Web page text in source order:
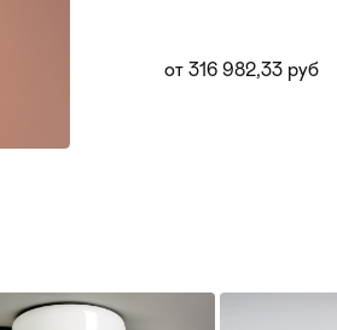
Двери и перегородки
от 316 982,33 руб